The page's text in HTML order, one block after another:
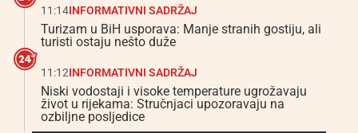
11:14INFORMATIVNI SADRŽAJ
Turizam u BiH usporava: Manje stranih gostiju, ali
turisti ostaju nešto duže
11:12INFORMATIVNI SADRŽAJ
Niski vodostaji i visoke temperature ugrožavaju
život u rijekama: Stručnjaci upozoravaju na
ozbiljne posljedice